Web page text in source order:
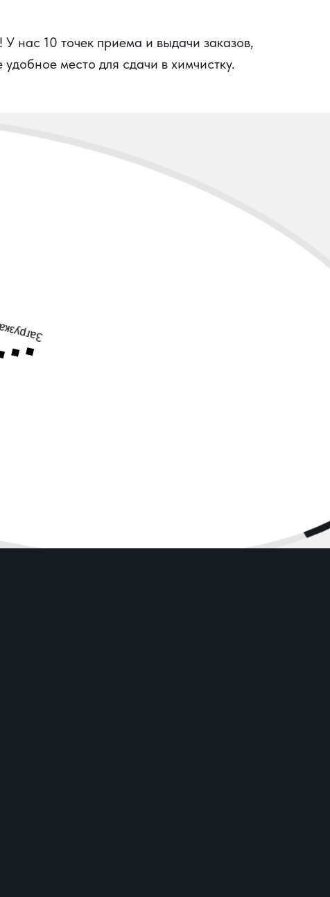
нас 10 точек приема и выдачи заказов,
место для сдачи в химчистку.
Загрузка